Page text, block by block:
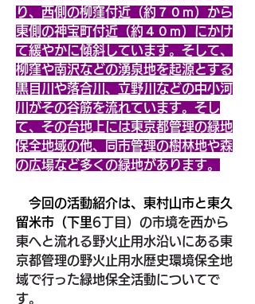
り、西側の柳窪付近（約７０ｍ）から
東側の神宝町付近（約４０ｍ）にかけ
て緩やかに傾斜しています。そして、
柳窪や南沢などの湧泉地を起源とする
黒目川や落合川、立野川などの中小河
川がその谷筋を流れています。そし
て、その台地上には東京都管理の緑地
保全地域の他、同市管理の樹林地や森
の広場など多くの緑地があります。
今回の活動紹介は、東村山市と東久
留米市（下里6丁目）の市境を西から
東へと流れる野火止用水沿いにある東
京都管理の野火止用水歴史環境保全地
域で行った緑地保全活動についてで
す。